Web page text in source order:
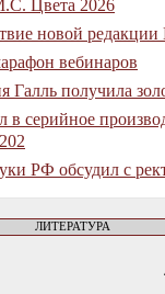
Цвета 2026
новой
вебинаров
Галль получила
в серийное
РФ обсудил с
ЛИТЕРАТУРА